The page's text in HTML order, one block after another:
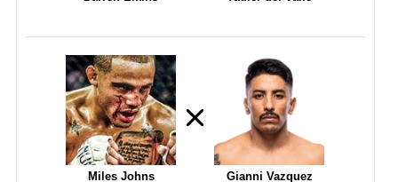
Miles Johns Gianni Vazquez